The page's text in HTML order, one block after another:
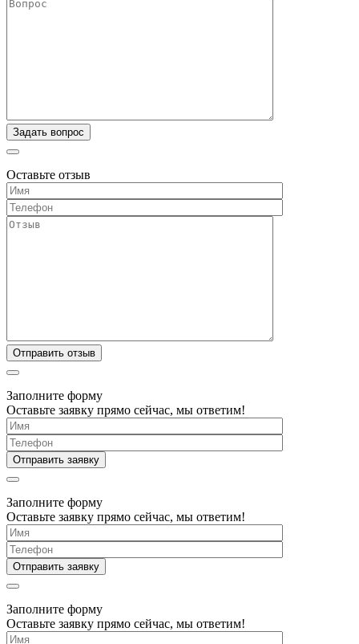
Оставьте отзыв
Заполните форму
Оставьте заявку прямо сейчас, мы ответим!
Заполните форму
Оставьте заявку прямо сейчас, мы ответим!
Заполните форму
Оставьте заявку прямо сейчас, мы ответим!